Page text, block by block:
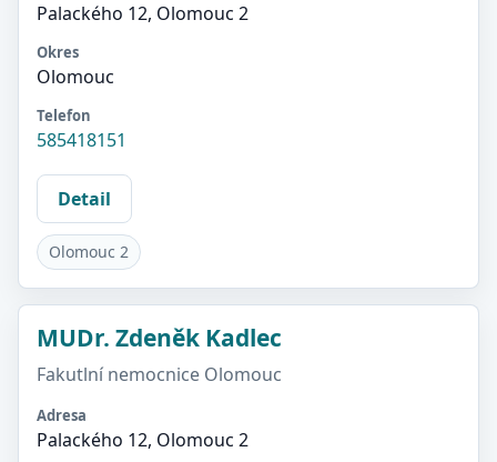
Palackého 12, Olomouc 2
Okres
Olomouc
Telefon
585418151
Detail
Olomouc 2
MUDr. Zdeněk Kadlec
Fakutlní nemocnice Olomouc
Adresa
Palackého 12, Olomouc 2